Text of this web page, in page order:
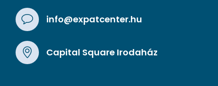
info@expatcenter.hu
Capital Square Irodaház